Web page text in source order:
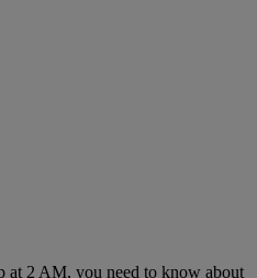
at 2 AM, you need to know about